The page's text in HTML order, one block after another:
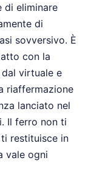
di eliminare
di
sovversivo. È
con la
virtuale e
riaffermazione
lanciato nel
Il ferro non ti
restituisce in
vale ogni